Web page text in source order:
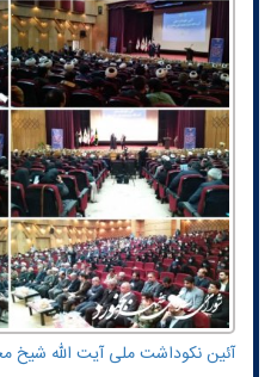
آئین نکوداشت ملی آیت الله شیخ